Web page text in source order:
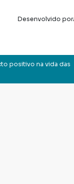
Desenvolvido por
Axysweb
positivo na vida das